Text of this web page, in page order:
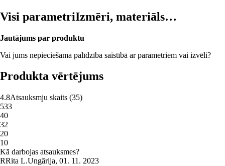
Visi parametriIzmēri, materiāls…
Jautājums par produktu
Vai jums nepieciešama palīdzība saistībā ar parametriem vai izvēli?
Produkta vērtējums
4.8Atsauksmju skaits (35)
533
40
32
20
10
Kā darbojas atsauksmes?
RRita L.Ungārija, 01. 11. 2023